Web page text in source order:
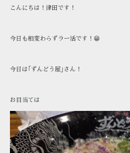
こんにちは！津田です！
今日も相変わらずラー活です！😁
今日は｢ずんどう屋｣さん！
お目当ては